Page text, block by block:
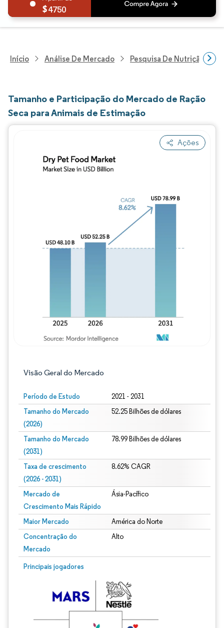
4750
Início Análise De Mercado Pesquisa De Nutrição E
Tamanho e Participação do Mercado de Ração
Seca para Animais de Estimação
Ações
Visão Geral do Mercado
Período de Estudo 2021 - 2031
Tamanho do Mercado
(2026)
52.25 Bilhões de dólares
Tamanho do Mercado
(2031)
78.99 Bilhões de dólares
Taxa de crescimento
(2026 - 2031)
8.62% CAGR
Mercado de
Crescimento Mais Rápido
Ásia-Pacífico
Maior Mercado América do Norte
Concentração do
Mercado
Alto
Principais jogadores
Imagem © Mordor Intelligence. O reuso requer atribuição conforme CC BY 4.0.